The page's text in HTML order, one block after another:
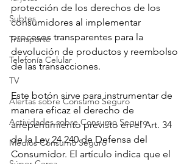
Subtes
Transporte
Telefonía Celular
TV
Alertas sobre Consumo Seguro
Actividades sobre Consumo Seguro
Medios Consumo Seguro
protección de los derechos de los
consumidores al implementar
procesos transparentes para la
devolución de productos y reembolso
de las transacciones.
Este botón sirve para instrumentar de
manera eficaz el derecho de
arrepentimiento previsto en el Art. 34
de la Ley 24.240 de Defensa del
Consumidor. El artículo indica que el